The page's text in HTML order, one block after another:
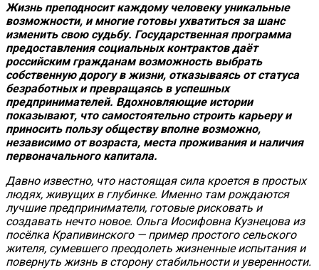
Жизнь преподносит каждому человеку уникальные
возможности, и многие готовы ухватиться за шанс
изменить свою судьбу. Государственная программа
предоставления социальных контрактов даёт
российским гражданам возможность выбрать
собственную дорогу в жизни, отказываясь от статуса
безработных и превращаясь в успешных
предпринимателей. Вдохновляющие истории
показывают, что самостоятельно строить карьеру и
приносить пользу обществу вполне возможно,
независимо от возраста, места проживания и наличия
первоначального капитала.
Давно известно, что настоящая сила кроется в простых
людях, живущих в глубинке. Именно там рождаются
лучшие предприниматели, готовые рисковать и
создавать нечто новое. Ольга Иосифовна Кузнецова из
посёлка Крапивинского — пример простого сельского
жителя, сумевшего преодолеть жизненные испытания и
повернуть жизнь в сторону стабильности и уверенности.